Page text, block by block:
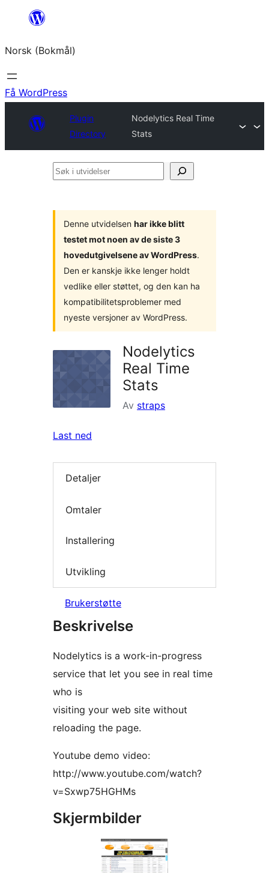
Hopp
innhold
Norsk (Bokmål)
Få WordPress
Plugin
Directory
Nodelytics Real Time
Stats
Søk
Denne utvidelsen har ikke blitt
testet mot noen av de siste 3
hovedutgivelsene av WordPress.
Den er kanskje ikke lenger holdt
vedlike eller støttet, og den kan ha
kompatibilitetsproblemer med
nyeste versjoner av WordPress.
Nodelytics
Real Time
Stats
Av straps
Last ned
Detaljer
Omtaler
Installering
Utvikling
Brukerstøtte
Beskrivelse
Nodelytics is a work-in-progress
service that let you see in real time
who is
visiting your web site without
reloading the page.
Youtube demo video:
http://www.youtube.com/watch?
v=Sxwp75HGHMs
Skjermbilder